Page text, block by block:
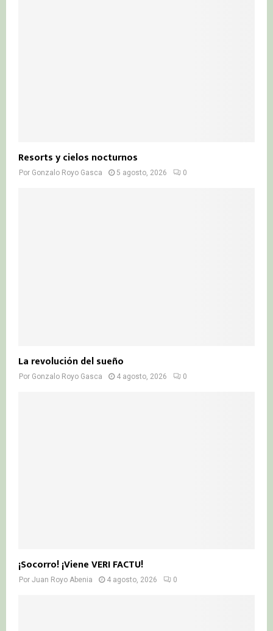
Resorts y cielos nocturnos
Por Gonzalo Royo Gasca 5 agosto, 2026 0
La revolución del sueño
Por Gonzalo Royo Gasca 4 agosto, 2026 0
¡Socorro! ¡Viene VERI FACTU!
Por Juan Royo Abenia 4 agosto, 2026 0